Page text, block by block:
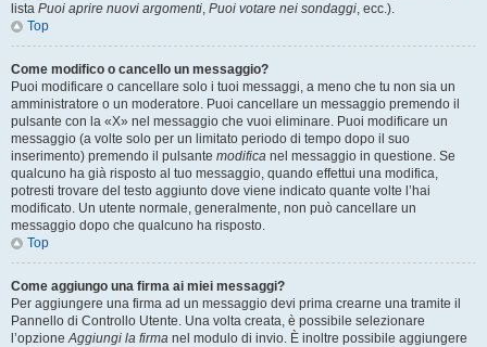
lista Puoi aprire nuovi argomenti, Puoi votare nei sondaggi, ecc.).
Top
Come modifico o cancello un messaggio?
Puoi modificare o cancellare solo i tuoi messaggi, a meno che tu non sia un
amministratore o un moderatore. Puoi cancellare un messaggio premendo il
pulsante con la «X» nel messaggio che vuoi eliminare. Puoi modificare un
messaggio (a volte solo per un limitato periodo di tempo dopo il suo
inserimento) premendo il pulsante modifica nel messaggio in questione. Se
qualcuno ha già risposto al tuo messaggio, quando effettui una modifica,
potresti trovare del testo aggiunto dove viene indicato quante volte l’hai
modificato. Un utente normale, generalmente, non può cancellare un
messaggio dopo che qualcuno ha risposto.
Top
Come aggiungo una firma ai miei messaggi?
Per aggiungere una firma ad un messaggio devi prima crearne una tramite il
Pannello di Controllo Utente. Una volta creata, è possibile selezionare
l’opzioneAggiungi la firma nel modulo di invio. È inoltre possibile aggiungere